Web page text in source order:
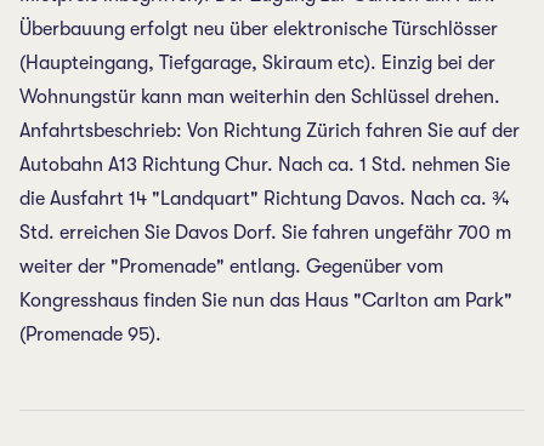
Überbauung erfolgt neu über elektronische Türschlösser
(Haupteingang, Tiefgarage, Skiraum etc). Einzig bei der
Wohnungstür kann man weiterhin den Schlüssel drehen.
Anfahrtsbeschrieb: Von Richtung Zürich fahren Sie auf der
Autobahn A13 Richtung Chur. Nach ca. 1 Std. nehmen Sie
die Ausfahrt 14 "Landquart" Richtung Davos. Nach ca. ¾
Std. erreichen Sie Davos Dorf. Sie fahren ungefähr 700 m
weiter der "Promenade" entlang. Gegenüber vom
Kongresshaus finden Sie nun das Haus "Carlton am Park"
(Promenade 95).